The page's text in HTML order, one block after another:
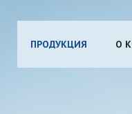
ПРОДУКЦИЯ О